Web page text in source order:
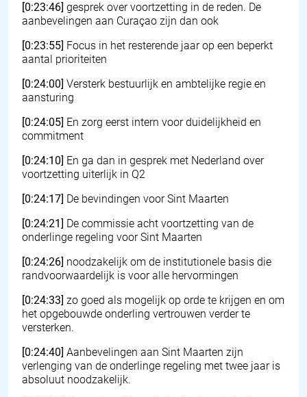
[0:23:46] gesprek over voortzetting in de reden. De
aanbevelingen aan Curaçao zijn dan ook
[0:23:55] Focus in het resterende jaar op een beperkt
aantal prioriteiten
[0:24:00] Versterk bestuurlijk en ambtelijke regie en
aansturing
[0:24:05] En zorg eerst intern voor duidelijkheid en
commitment
[0:24:10] En ga dan in gesprek met Nederland over
voortzetting uiterlijk in Q2
[0:24:17] De bevindingen voor Sint Maarten
[0:24:21] De commissie acht voortzetting van de
onderlinge regeling voor Sint Maarten
[0:24:26] noodzakelijk om de institutionele basis die
randvoorwaardelijk is voor alle hervormingen
[0:24:33] zo goed als mogelijk op orde te krijgen en om
het opgebouwde onderling vertrouwen verder te
versterken.
[0:24:40] Aanbevelingen aan Sint Maarten zijn
verlenging van de onderlinge regeling met twee jaar is
absoluut noodzakelijk.